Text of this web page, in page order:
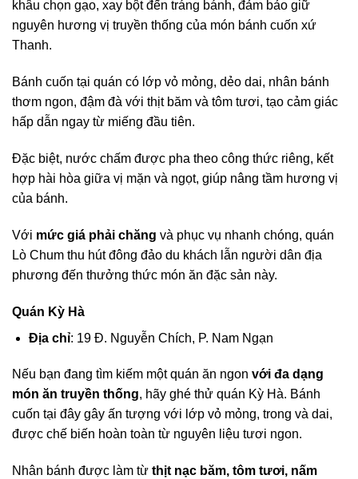
khâu chọn gạo, xay bột đến tráng bánh, đảm bảo giữ
nguyên hương vị truyền thống của món bánh cuốn xứ
Thanh.
Bánh cuốn tại quán có lớp vỏ mỏng, dẻo dai, nhân bánh
thơm ngon, đậm đà với thịt băm và tôm tươi, tạo cảm giác
hấp dẫn ngay từ miếng đầu tiên.
Đặc biệt, nước chấm được pha theo công thức riêng, kết
hợp hài hòa giữa vị mặn và ngọt, giúp nâng tầm hương vị
của bánh.
Với mức giá phải chăng và phục vụ nhanh chóng, quán
Lò Chum thu hút đông đảo du khách lẫn người dân địa
phương đến thưởng thức món ăn đặc sản này.
Quán Kỳ Hà
Địa chỉ: 19 Đ. Nguyễn Chích, P. Nam Ngạn
Nếu bạn đang tìm kiếm một quán ăn ngon với đa dạng
món ăn truyền thống, hãy ghé thử quán Kỳ Hà. Bánh
cuốn tại đây gây ấn tượng với lớp vỏ mỏng, trong và dai,
được chế biến hoàn toàn từ nguyên liệu tươi ngon.
Nhân bánh được làm từ thịt nạc băm, tôm tươi, nấm